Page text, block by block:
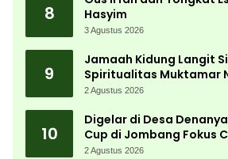
8
Hasyim
3 Agustus 2026
9
Jamaah Kidung Langit
Spiritualitas Muktamar
2 Agustus 2026
10
Digelar di Desa
Cup di Jombang Fokus
Menembak Berprestasi
2 Agustus 2026